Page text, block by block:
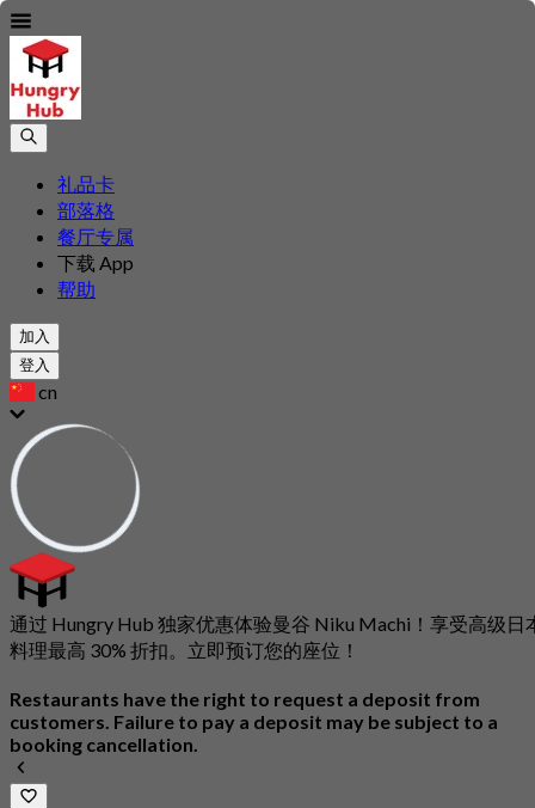
礼品卡
部落格
餐厅专属
下载 App
帮助
加入
登入
cn
通过 Hungry Hub 独家优惠体验曼谷 Niku Machi！享受高级日
料理最高 30% 折扣。立即预订您的座位！
Restaurants have the right to request a deposit from
customers. Failure to pay a deposit may be subject to a
booking cancellation.